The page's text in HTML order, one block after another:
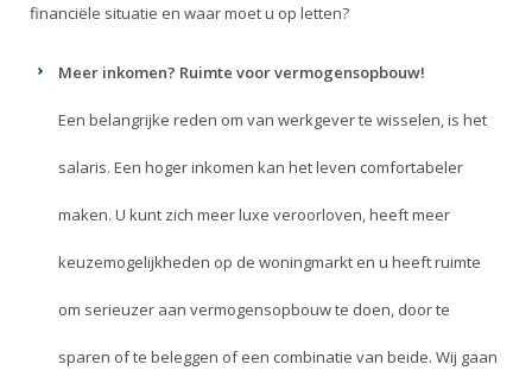
financiële situatie en waar moet u op letten?
Meer inkomen? Ruimte voor vermogensopbouw!
Een belangrijke reden om van werkgever te wisselen, is het
salaris. Een hoger inkomen kan het leven comfortabeler
maken. U kunt zich meer luxe veroorloven, heeft meer
keuzemogelijkheden op de woningmarkt en u heeft ruimte
om serieuzer aan vermogensopbouw te doen, door te
sparen of te beleggen of een combinatie van beide. Wij gaan